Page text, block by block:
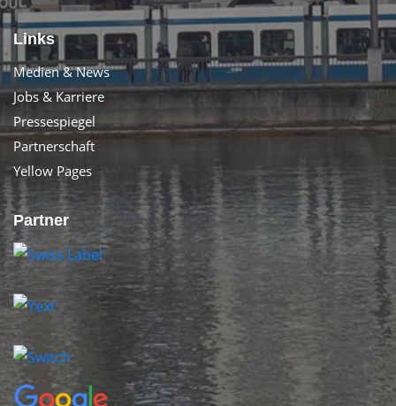
Links
Medien & News
Jobs & Karriere
Pressespiegel
Partnerschaft
Yellow Pages
Partner